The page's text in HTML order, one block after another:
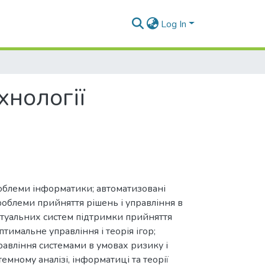
Log In
інформатики; автоматизовані
прийняття рішень і управління в
систем підтримки прийняття
управління і теорія ігор;
системами в умовах ризику і
аналізі, інформатиці та теорії